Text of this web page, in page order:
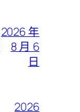
2026 年
8 月 6
日
2026